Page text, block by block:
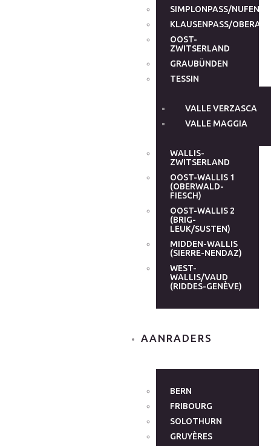
SIMPLONPASS/
KLAUSENPASS/
OOST-
ZWITSERLAND
GRAUBÜNDEN
TESSIN
VALLE VERZASCA
VALLE MAGGIA
WALLIS-
ZWITSERLAND
OOST-WALLIS 1
(OBERWALD-
FIESCH)
OOST-WALLIS 2
(BRIG-
LEUK/SUSTEN)
MIDDEN-WALLIS
(SIERRE-NENDAZ)
WEST-
WALLIS/VAUD
(RIDDES-GENÈVE)
AANRADERS
BERN
FRIBOURG
SOLOTHURN
GRUYÈRES